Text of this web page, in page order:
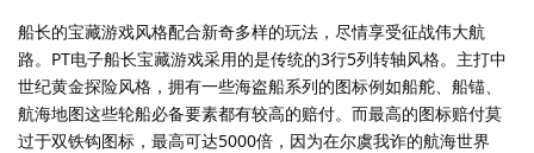
船长的宝藏游戏风格配合新奇多样的玩法，尽情享受征战伟大航
路。PT电子船长宝藏游戏采用的是传统的3行5列转轴风格。主打中
世纪黄金探险风格，拥有一些海盗船系列的图标例如船舵、船锚、
航海地图这些轮船必备要素都有较高的赔付。而最高的图标赔付莫
过于双铁钩图标，最高可达5000倍，因为在尔虞我诈的航海世界